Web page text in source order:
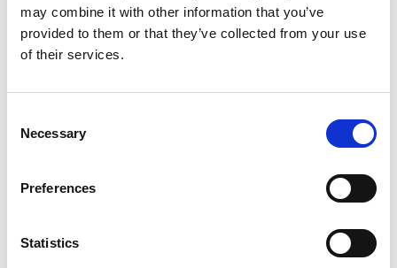
may combine it with other information that you’ve
provided to them or that they’ve collected from your use
of their services.
Selection
Necessary
Preferences
Statistics